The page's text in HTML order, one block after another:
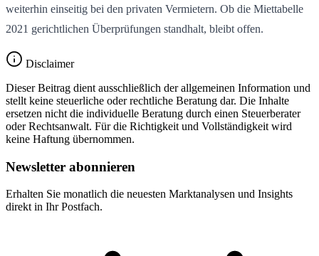
weiterhin einseitig bei den privaten Vermietern. Ob die Miettabelle
2021 gerichtlichen Überprüfungen standhalt, bleibt offen.
Disclaimer
Dieser Beitrag dient ausschließlich der allgemeinen Information und
stellt keine steuerliche oder rechtliche Beratung dar. Die Inhalte
ersetzen nicht die individuelle Beratung durch einen Steuerberater
oder Rechtsanwalt. Für die Richtigkeit und Vollständigkeit wird
keine Haftung übernommen.
Newsletter abonnieren
Erhalten Sie monatlich die neuesten Marktanalysen und Insights
direkt in Ihr Postfach.